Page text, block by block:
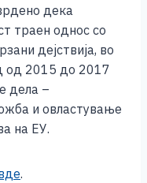
дека
траен однос со
дејствија, во
од 2015 до 2017
дела –
и овластување
на ЕУ.
.